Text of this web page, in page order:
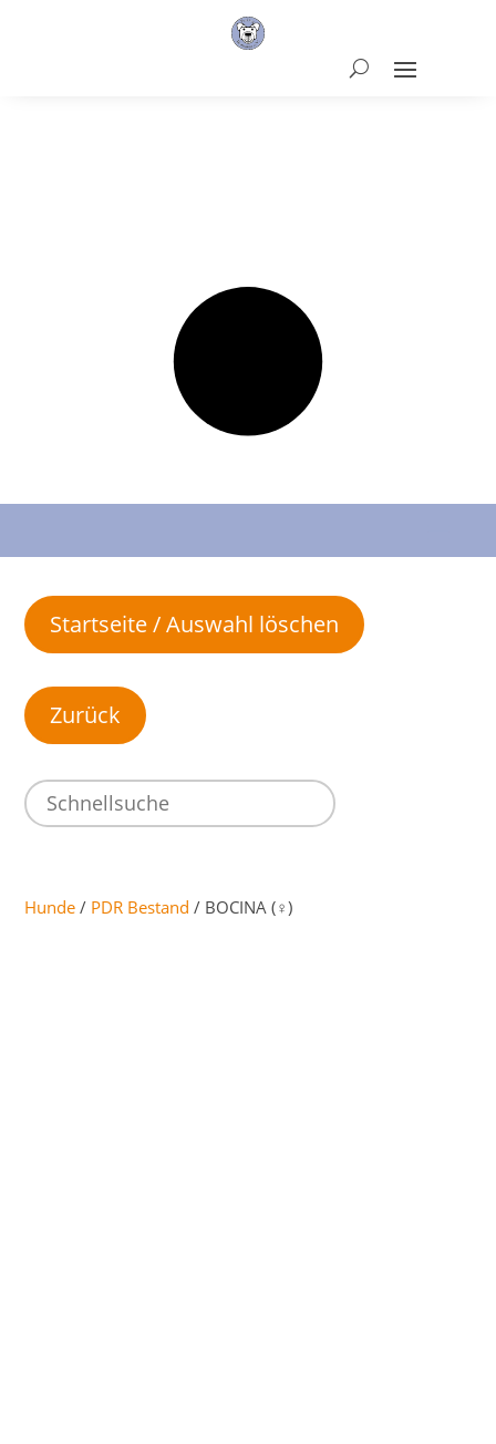
Startseite / Auswahl löschen
Hunde / PDR Bestand / BOCINA (♀)